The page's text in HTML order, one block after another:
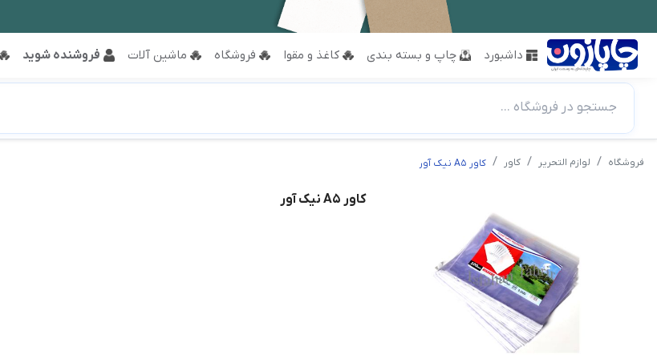
داشبورد چاپ و بسته بندی کاغذ و مقوا فروشگاه ماشین آلات فروشنده شوید
جستجو در فروشگاه ...
فروشگاه لوازم التحریر کاور کاور A5 نیک آور
کاور A5 نیک آور